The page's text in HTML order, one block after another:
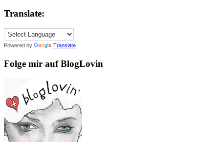
Translate:
Powered by Translate
Folge mir auf BlogLovin